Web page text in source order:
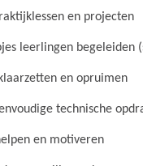
en projecten
leerlingen begeleiden
en opruimen
technische
en motiveren